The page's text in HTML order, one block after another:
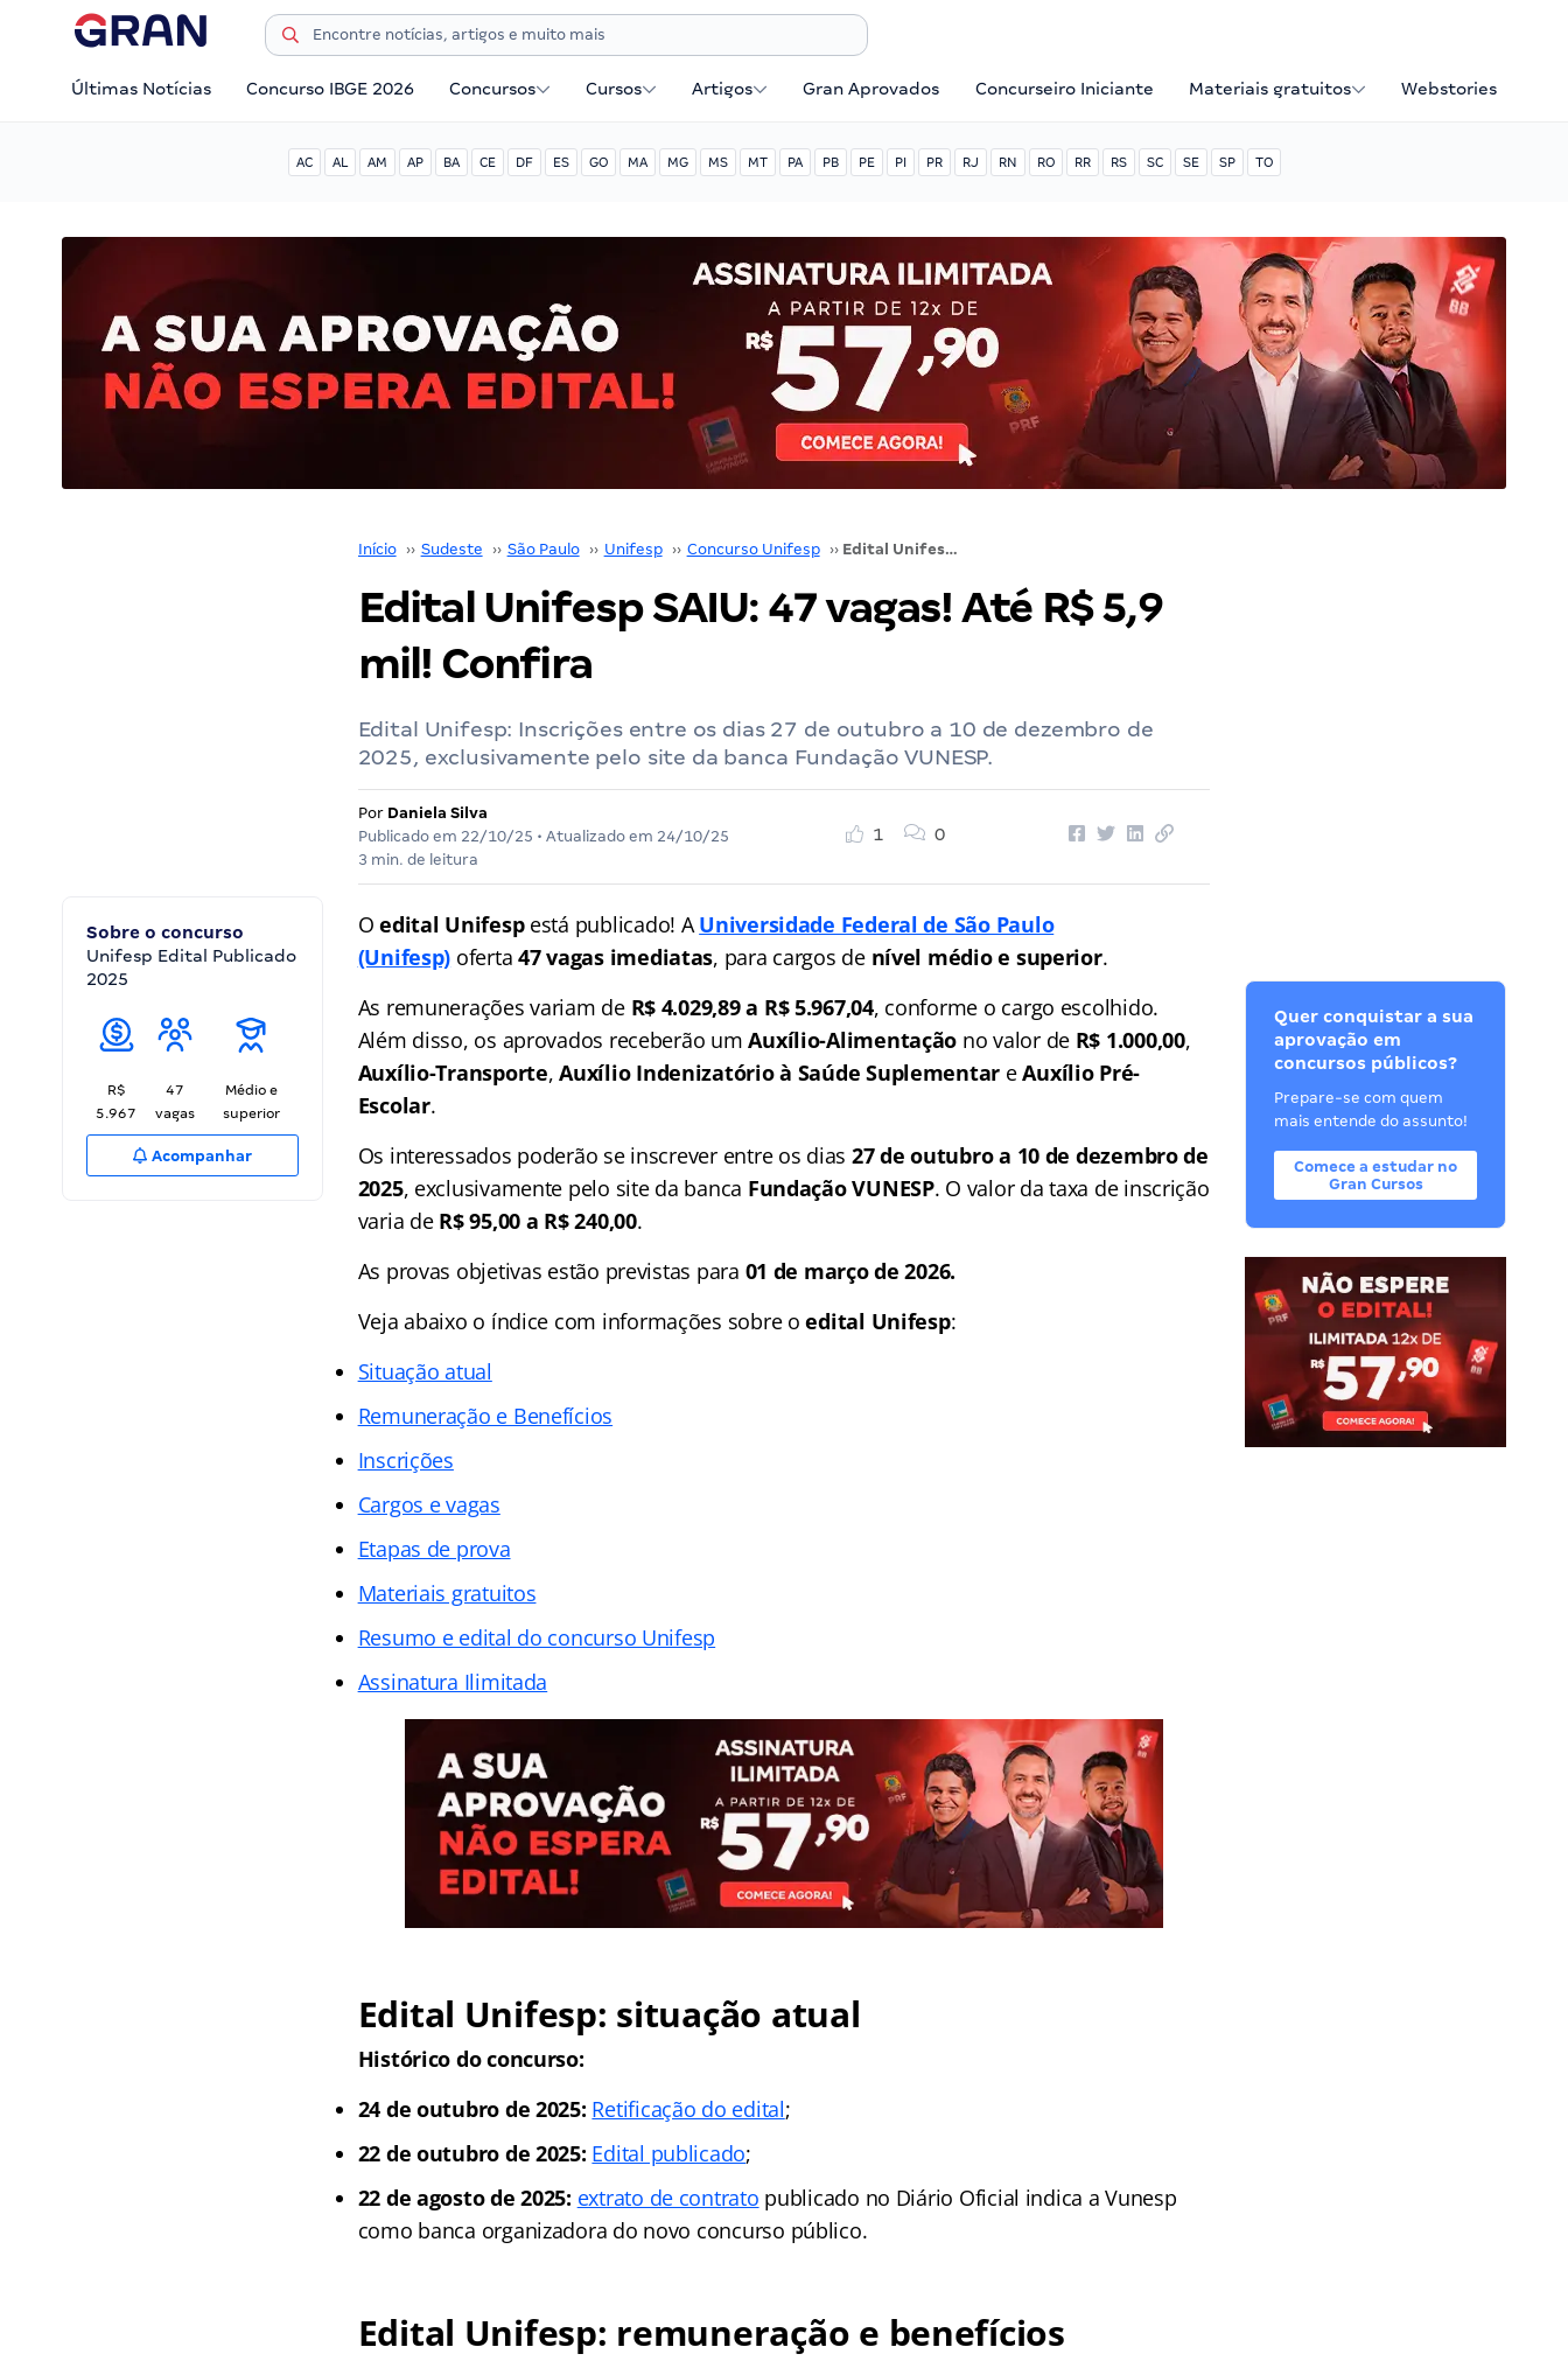
Últimas Notícias Concurso IBGE 2026 Concursos Cursos Artigos Gran Aprovados Concurseiro Iniciante Materiais gratuitos Webstories
AC AL AM AP BA CE DF ES GO MA MG MS MT PA PB PE PI PR RJ RN RO RR RS SC SE SP TO
Início ›› Sudeste ›› São Paulo ›› Unifesp ›› Concurso Unifesp ›› Edital Unifesp SAIU: 47 vagas! Até R$ 5,9 mil! Confira
Edital Unifesp SAIU: 47 vagas! Até R$ 5,9
mil! Confira
Edital Unifesp: Inscrições entre os dias 27 de outubro a 10 de dezembro de
2025, exclusivamente pelo site da banca Fundação VUNESP.
Por Daniela Silva
Publicado em 22/10/25 • Atualizado em 24/10/25
3 min. de leitura
1 0
Sobre o concurso
Unifesp Edital Publicado
2025
R$
5.967
47
vagas
Médio e
superior
Acompanhar
Oedital Unifesp está publicado! AUniversidade Federal de São Paulo
(Unifesp) oferta47 vagas imediatas, para cargos de nível médio e superior.
As remunerações variam de R$ 4.029,89 a R$ 5.967,04, conforme o cargo escolhido.
Além disso, os aprovados receberão umAuxílio-Alimentação no valor de R$ 1.000,00,
Auxílio-Transporte,Auxílio Indenizatório à Saúde Suplementar eAuxílio Pré-
Escolar.
Os interessados poderão se inscrever entre os dias 27 de outubro a 10 de dezembro de
2025, exclusivamente pelo site da banca Fundação VUNESP. O valor da taxa de inscrição
varia de R$ 95,00 a R$ 240,00.
As provas objetivas estão previstas para 01 de março de 2026.
Veja abaixo o índice com informações sobre oedital Unifesp:
Situação atual
Remuneração e Benefícios
Inscrições
Cargos e vagas
Etapas de prova
Materiais gratuitos
Resumo e edital do concurso Unifesp
Assinatura Ilimitada
Edital Unifesp: situação atual
Histórico do concurso:
24 de outubro de 2025: Retificação do edital;
22 de outubro de 2025: Edital publicado;
22 de agosto de 2025: extrato de contrato publicado no Diário Oficial indica a Vunesp
como banca organizadora do novo concurso público.
Edital Unifesp: remuneração e benefícios
Quer conquistar a sua
aprovação em
concursos públicos?
Prepare-se com quem
mais entende do assunto!
Comece a estudar no
Gran Cursos